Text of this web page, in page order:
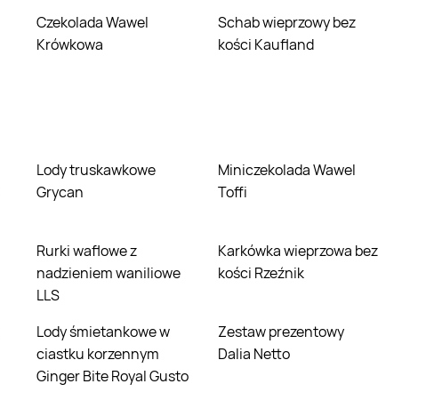
Czekolada Wawel
Krówkowa
Schab wieprzowy bez
kości Kaufland
Lody truskawkowe
Grycan
Miniczekolada Wawel
Toffi
Rurki waflowe z
nadzieniem waniliowe
LLS
Karkówka wieprzowa bez
kości Rzeźnik
Lody śmietankowe w
ciastku korzennym
Ginger Bite Royal Gusto
Zestaw prezentowy
Dalia Netto